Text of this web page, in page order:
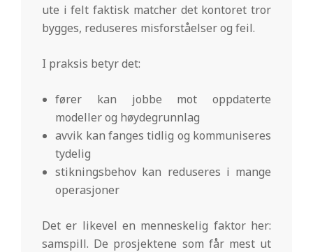
ute i felt faktisk matcher det kontoret tror
bygges, reduseres misforståelser og feil.
I praksis betyr det:
fører kan jobbe mot oppdaterte
modeller og høydegrunnlag
avvik kan fanges tidlig og kommuniseres
tydelig
stikningsbehov kan reduseres i mange
operasjoner
Det er likevel en menneskelig faktor her:
samspill. De prosjektene som får mest ut